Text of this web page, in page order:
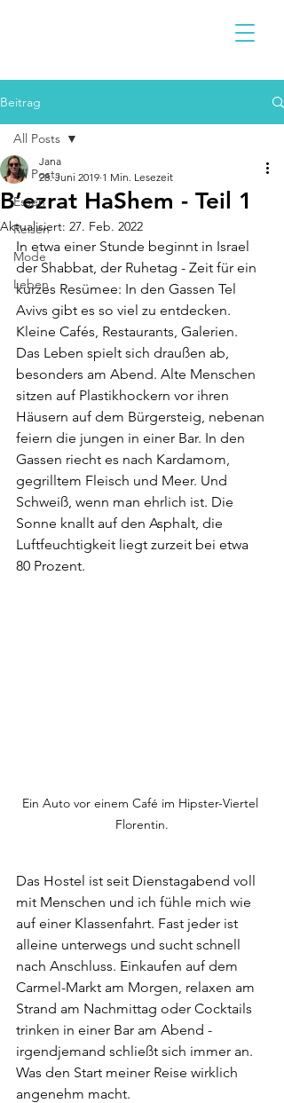
Beitrag
All Posts
Essen
Reisen
Mode
Leben
All Posts
B’ezrat HaShem - Teil 1
Jana
28. Juni 2019 1 Min. Lesezeit
Aktualisiert: 27. Feb. 2022
In etwa einer Stunde beginnt in Israel
der Shabbat, der Ruhetag - Zeit für ein
kurzes Resümee: In den Gassen Tel
Avivs gibt es so viel zu entdecken.
Kleine Cafés, Restaurants, Galerien.
Das Leben spielt sich draußen ab,
besonders am Abend. Alte Menschen
sitzen auf Plastikhockern vor ihren
Häusern auf dem Bürgersteig, nebenan
feiern die jungen in einer Bar. In den
Gassen riecht es nach Kardamom,
gegrilltem Fleisch und Meer. Und
Schweiß, wenn man ehrlich ist. Die
Sonne knallt auf den Asphalt, die
Luftfeuchtigkeit liegt zurzeit bei etwa
80 Prozent.
Ein Auto vor einem Café im Hipster-Viertel
Florentin.
Das Hostel ist seit Dienstagabend voll
mit Menschen und ich fühle mich wie
auf einer Klassenfahrt. Fast jeder ist
alleine unterwegs und sucht schnell
nach Anschluss. Einkaufen auf dem
Carmel-Markt am Morgen, relaxen am
Strand am Nachmittag oder Cocktails
trinken in einer Bar am Abend -
irgendjemand schließt sich immer an.
Was den Start meiner Reise wirklich
angenehm macht.